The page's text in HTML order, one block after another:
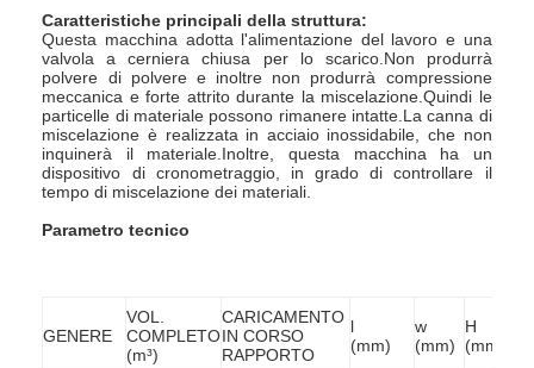
Caratteristiche principali della struttura:
Questa macchina adotta l'alimentazione del lavoro e una
valvola a cerniera chiusa per lo scarico.Non produrrà
polvere di polvere e inoltre non produrrà compressione
meccanica e forte attrito durante la miscelazione.Quindi le
particelle di materiale possono rimanere intatte.La canna di
miscelazione è realizzata in acciaio inossidabile, che non
inquinerà il materiale.Inoltre, questa macchina ha un
dispositivo di cronometraggio, in grado di controllare il
tempo di miscelazione dei materiali.
Parametro tecnico
GENERE
VOL.
COMPLETO
(m³)
CARICAMENTO
IN CORSO
RAPPORTO
l
(mm)
w
(mm)
H
(mm)